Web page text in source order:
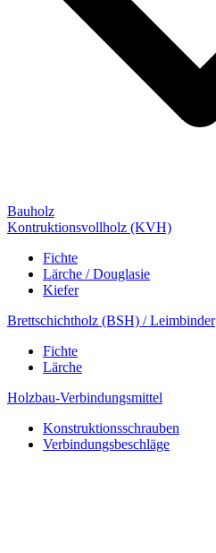
Bauholz
Kontruktionsvollholz (KVH)
Fichte
Lärche / Douglasie
Kiefer
Brettschichtholz (BSH) / Leimbinder
Fichte
Lärche
Holzbau-Verbindungsmittel
Konstruktionsschrauben
Verbindungsbeschläge